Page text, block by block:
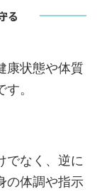
る
康状態や体質
。
でなく、逆に
の体調や指示